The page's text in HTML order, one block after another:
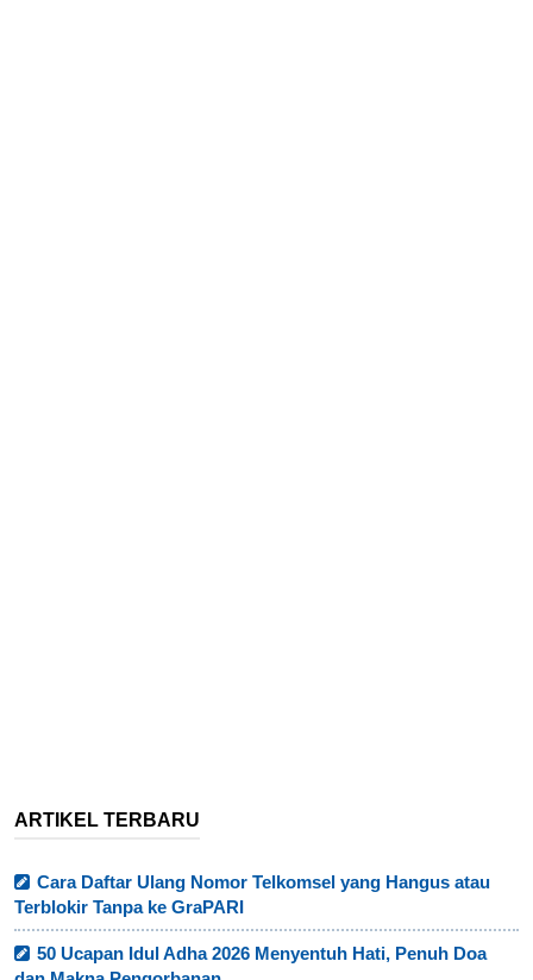
ARTIKEL TERBARU
Cara Daftar Ulang Nomor Telkomsel yang Hangus atau
Terblokir Tanpa ke GraPARI
50 Ucapan Idul Adha 2026 Menyentuh Hati, Penuh Doa